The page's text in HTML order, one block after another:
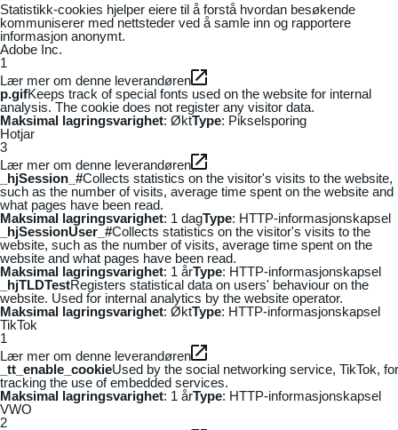
Statistikk-cookies hjelper eiere til å forstå hvordan besøkende
kommuniserer med nettsteder ved å samle inn og rapportere
informasjon anonymt.
Adobe Inc.
1
Lær mer om denne leverandøren
p.gifKeeps track of special fonts used on the website for internal
analysis. The cookie does not register any visitor data.
Maksimal lagringsvarighet: ØktType: Pikselsporing
Hotjar
3
Lær mer om denne leverandøren
_hjSession_#Collects statistics on the visitor's visits to the website,
such as the number of visits, average time spent on the website and
what pages have been read.
Maksimal lagringsvarighet: 1 dagType: HTTP-informasjonskapsel
_hjSessionUser_#Collects statistics on the visitor's visits to the
website, such as the number of visits, average time spent on the
website and what pages have been read.
Maksimal lagringsvarighet: 1 årType: HTTP-informasjonskapsel
_hjTLDTestRegisters statistical data on users' behaviour on the
website. Used for internal analytics by the website operator.
Maksimal lagringsvarighet: ØktType: HTTP-informasjonskapsel
TikTok
1
Lær mer om denne leverandøren
_tt_enable_cookieUsed by the social networking service, TikTok, for
tracking the use of embedded services.
Maksimal lagringsvarighet: 1 årType: HTTP-informasjonskapsel
VWO
2